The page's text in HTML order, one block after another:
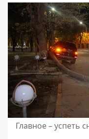
Главное – успеть